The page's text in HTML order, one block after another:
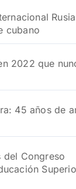
Rusia
cubano
2022 que
45 años de
del Congreso